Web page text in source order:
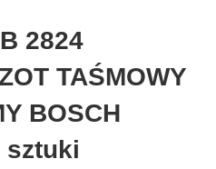
2824
TAŚMOWY
BOSCH
sztuki